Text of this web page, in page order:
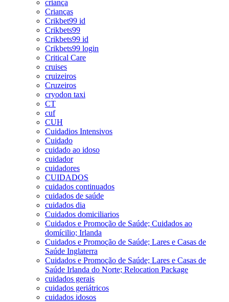
criança
Crianças
Crikbet99 id
Crikbets99
Crikbets99 id
Crikbets99 login
Critical Care
cruises
cruizeiros
Cruzeiros
cryodon taxi
CT
cuf
CUH
Cuidadios Intensivos
Cuidado
cuidado ao idoso
cuidador
cuidadores
CUIDADOS
cuidados continuados
cuidados de saúde
cuidados dia
Cuidados domiciliarios
Cuidados e Promoção de Saúde; Cuidados ao
domícilio; Irlanda
Cuidados e Promoção de Saúde; Lares e Casas de
Saúde Inglaterra
Cuidados e Promoção de Saúde; Lares e Casas de
Saúde Irlanda do Norte; Relocation Package
cuidados gerais
cuidados geriátricos
cuidados idosos